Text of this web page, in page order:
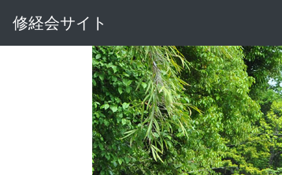
修経会サイト